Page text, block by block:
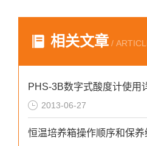
相关文章 /
PHS-3B数字式酸度计使用
2013-06-27